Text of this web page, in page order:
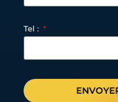
Tel :